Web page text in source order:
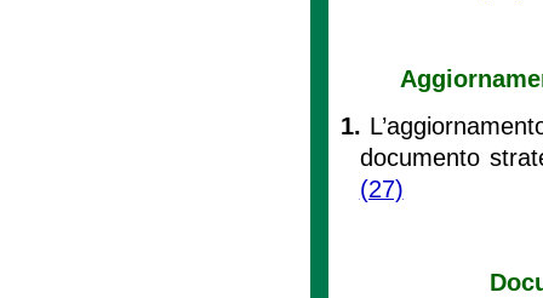
1.
documento
(27)